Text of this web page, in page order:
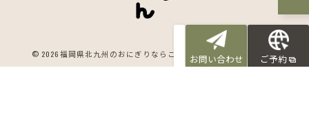
お問い合わせ ご予約
© 2026 福岡県北九州のおにぎりならころりん ALL RIGHTS RESERVED.